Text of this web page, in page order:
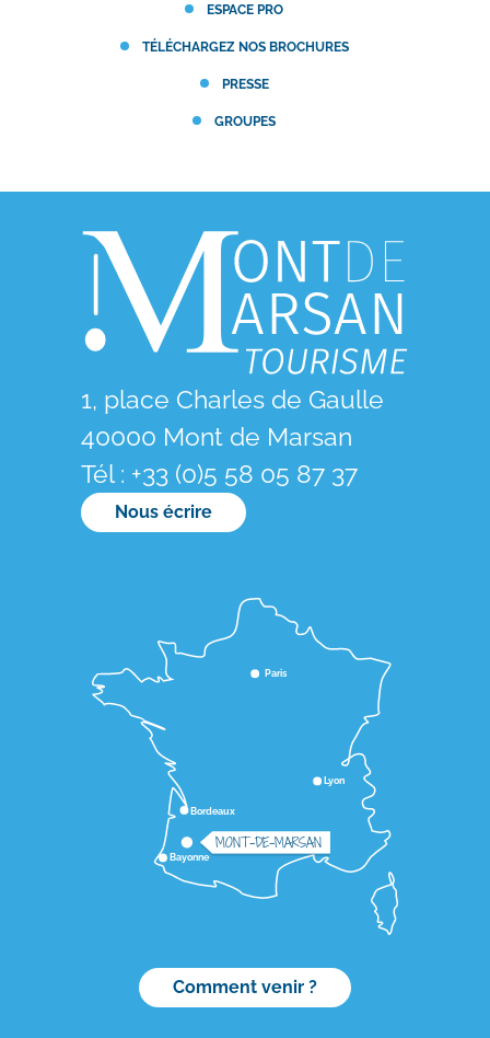
ESPACE PRO
TÉLÉCHARGEZ NOS BROCHURES
PRESSE
GROUPES
1, place Charles de Gaulle
40000 Mont de Marsan
Tél : +33 (0)5 58 05 87 37
Nous écrire
Lyon
Bordeaux
Paris
Bayonne
MONT-DE-MARSAN
Comment venir ?